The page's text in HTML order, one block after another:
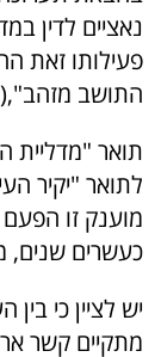
נאציים לדין
פעילותו זאת
התושב מזהב",(Buergermedaille in GOLD)".
תואר "מדליית
לתואר "יקיר
מוענק זו
כעשרים שנים,
יש לציין כי
מתקיים קשר